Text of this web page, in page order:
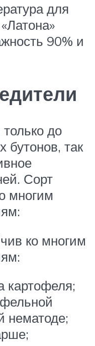
для
90% и
до
бутонов, так
Сорт
многим
ко многим
картофеля;
нематоде;